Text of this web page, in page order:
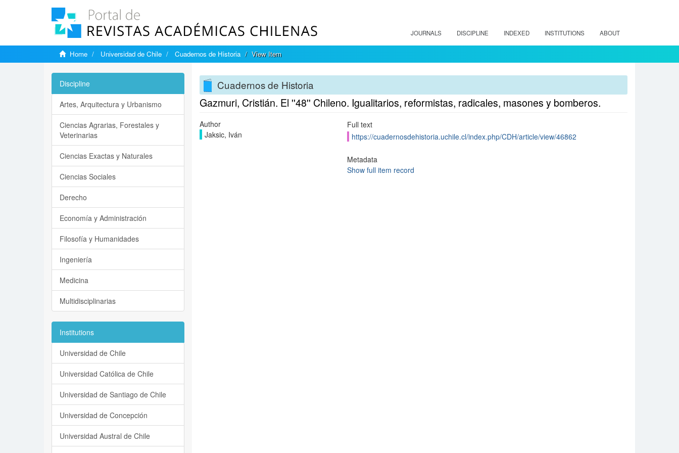
JOURNALS DISCIPLINE INDEXED INSTITUTIONS ABOUT
Home Universidad de Chile Cuadernos de Historia View Item
Cuadernos de Historia
Gazmuri, Cristián. El ''48'' Chileno. Igualitarios, reformistas, radicales, masones y bomberos.
Author
Jaksic, Iván
Full text
https://cuadernosdehistoria.uchile.cl/index.php/CDH/article/view/46862
Metadata
Show full item record
Discipline
Artes, Arquitectura y Urbanismo
Ciencias Agrarias, Forestales y
Veterinarias
Ciencias Exactas y Naturales
Ciencias Sociales
Derecho
Economía y Administración
Filosofía y Humanidades
Ingeniería
Medicina
Multidisciplinarias
Institutions
Universidad de Chile
Universidad Católica de Chile
Universidad de Santiago de Chile
Universidad de Concepción
Universidad Austral de Chile